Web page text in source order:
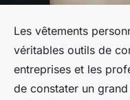
Les vêtements
véritables outils de
entreprises et les
de constater un